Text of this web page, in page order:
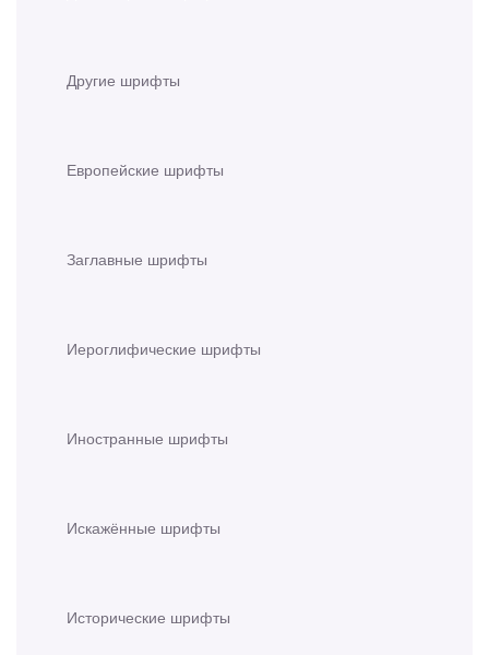
Другие шрифты
Европейские шрифты
Заглавные шрифты
Иероглифические шрифты
Иностранные шрифты
Искажённые шрифты
Исторические шрифты